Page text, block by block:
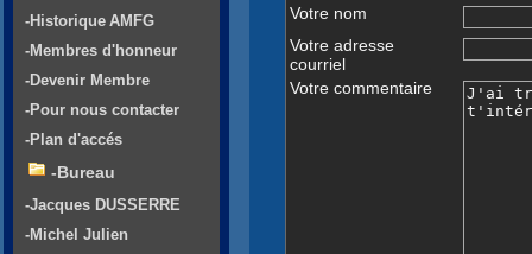
Votre nom
Votre adresse
courriel
Votre commentaire
-Historique AMFG
-Membres d'honneur
-Devenir Membre
-Pour nous contacter
-Plan d'accés
-Bureau
-Jacques DUSSERRE
-Michel Julien